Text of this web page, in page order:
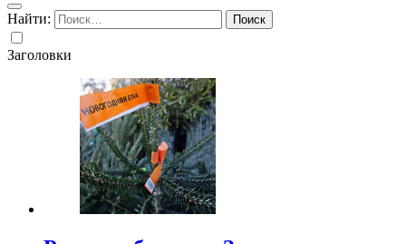
Найти:
Заголовки